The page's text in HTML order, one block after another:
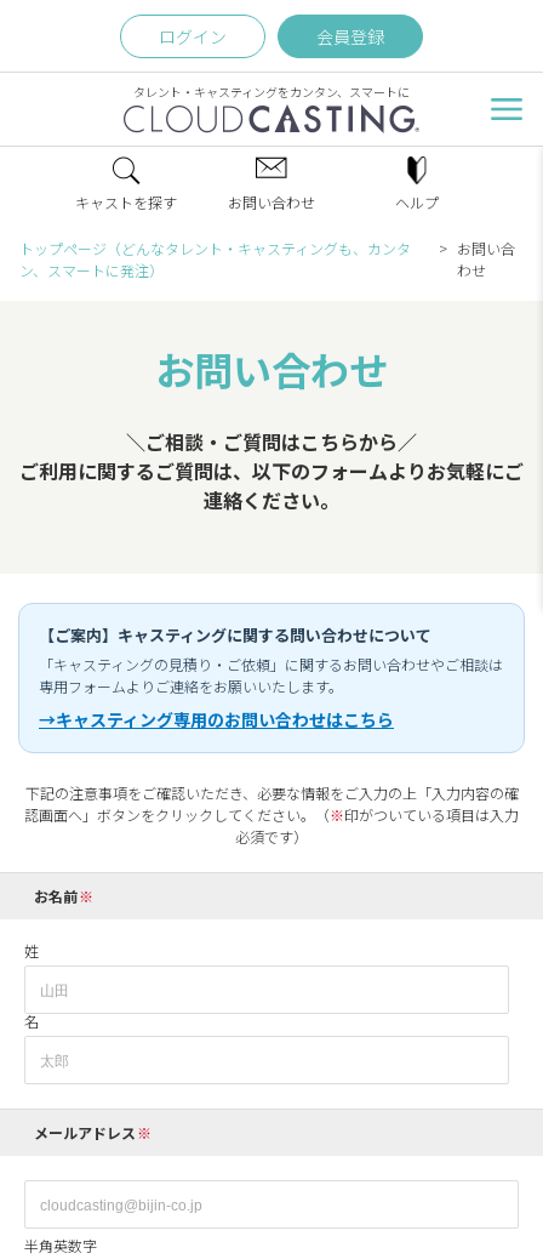
ログイン 会員登録
タレント・キャスティングをカンタン、スマートに
キャストを探す お問い合わせ ヘルプ
トップページ（どんなタレント・キャスティングも、カンタ
ン、スマートに発注）
お問い合
わせ
お問い合わせ
＼ご相談・ご質問はこちらから／
ご利用に関するご質問は、以下のフォームよりお気軽にご
連絡ください。
【ご案内】キャスティングに関する問い合わせについて
「キャスティングの見積り・ご依頼」に関するお問い合わせやご相談は
専用フォームよりご連絡をお願いいたします。
→キャスティング専用のお問い合わせはこちら
下記の注意事項をご確認いただき、必要な情報をご入力の上「入力内容の確
認画面へ」ボタンをクリックしてください。（※印がついている項目は入力
必須です）
お名前
姓
名
メールアドレス
半角英数字